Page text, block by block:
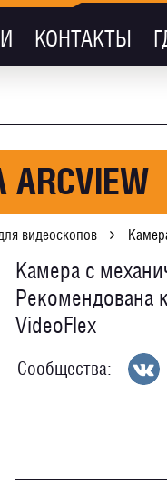
КОНТАКТЫ
видеоскопов
Камера с
Рекомендована
VideoFlex
Сообщества: